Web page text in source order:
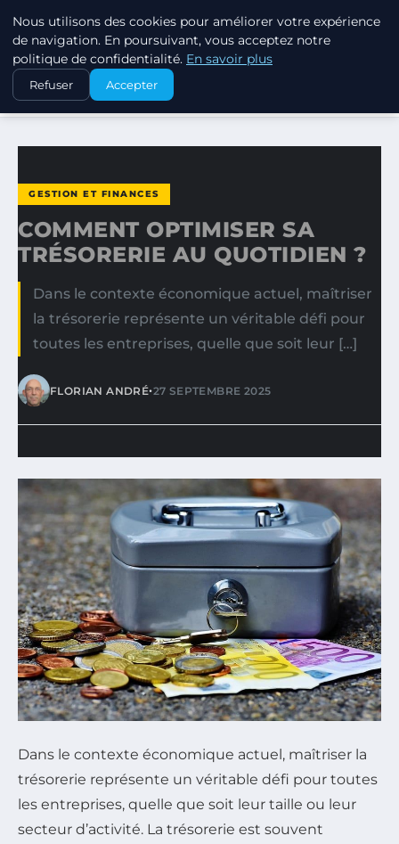
MARKETING STRATEGIQUE
ACCUEIL
GESTION ET FINANCES
COMMENT OPTIMISER SA TRÉSORERIE AU QUOTIDIEN ?
GESTION ET FINANCES
COMMENT OPTIMISER SA
TRÉSORERIE AU QUOTIDIEN ?
Dans le contexte économique actuel, maîtriser
la trésorerie représente un véritable défi pour
toutes les entreprises, quelle que soit leur […]
FLORIAN ANDRÉ•27 SEPTEMBRE 2025
Dans le contexte économique actuel, maîtriser la
trésorerie représente un véritable défi pour toutes
les entreprises, quelle que soit leur taille ou leur
secteur d’activité. La trésorerie est souvent
Nous utilisons des cookies pour améliorer votre expérience
de navigation. En poursuivant, vous acceptez notre
politique de confidentialité. En savoir plus
Refuser Accepter